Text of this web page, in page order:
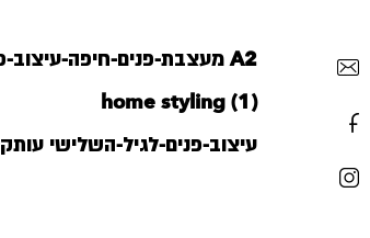
A2 מעצבת-פנים-חיפה-עיצוב-פנטהאוז
home styling (1)
‏‏עיצוב-פנים-לגיל-השלישי עותק